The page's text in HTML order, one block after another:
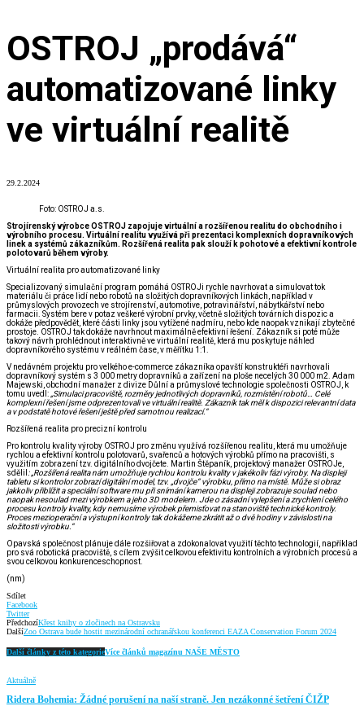
OSTROJ „prodává“
automatizované linky
ve virtuální realitě
29.2.2024
Foto: OSTROJ a.s.
Strojírenský výrobce OSTROJ zapojuje virtuální a rozšířenou realitu do obchodního i
výrobního procesu. Virtuální realitu využívá při prezentaci komplexních dopravníkových
linek a systémů zákazníkům. Rozšířená realita pak slouží k pohotové a efektivní kontrole
polotovarů během výroby.
Virtuální realita pro automatizované linky
Specializovaný simulační program pomáhá OSTROJi rychle navrhovat a simulovat tok
materiálu či práce lidí nebo robotů na složitých dopravníkových linkách, například v
průmyslových provozech ve strojírenství, automotive, potravinářství, nábytkářství nebo
farmacii. Systém bere v potaz veškeré výrobní prvky, včetně složitých továrních dispozic a
dokáže předpovědět, které části linky jsou vytížené nadmíru, nebo kde naopak vznikají zbytečné
prostoje. OSTROJ tak dokáže navrhnout maximálně efektivní řešení. Zákazník si poté může
takový návrh prohlédnout interaktivně ve virtuální realitě, která mu poskytuje náhled
dopravníkového systému v reálném čase, v měřítku 1:1.
V nedávném projektu pro velkého e-commerce zákazníka opavští konstruktéři navrhovali
dopravníkový systém s 3 000 metry dopravníků a zařízení na ploše necelých 30 000 m2. Adam
Majewski, obchodní manažer z divize Důlní a průmyslové technologie společnosti OSTROJ, k
tomu uvedl:„Simulaci pracoviště, rozměry jednotlivých dopravníků, rozmístění robotů… Celé
komplexní řešení jsme odprezentovali ve virtuální realitě. Zákazník tak měl k dispozici relevantní data
a v podstatě hotové řešení ještě před samotnou realizací.“
Rozšířená realita pro precizní kontrolu
Pro kontrolu kvality výroby OSTROJ pro změnu využívá rozšířenou realitu, která mu umožňuje
rychlou a efektivní kontrolu polotovarů, svařenců a hotových výrobků přímo na pracovišti, s
využitím zobrazení tzv. digitálního dvojčete. Martin Štěpaník, projektový manažer OSTROJe,
sdělil : „Rozšířená realita nám umožňuje rychlou kontrolu kvality v jakékoliv fázi výroby. Na displeji
tabletu si kontrolor zobrazí digitální model, tzv. „dvojče“ výrobku, přímo na místě. Může si obraz
jakkoliv přiblížit a speciální software mu při snímání kamerou na displeji zobrazuje soulad nebo
naopak nesoulad mezi výrobkem a jeho 3D modelem. Jde o zásadní vylepšení a zrychlení celého
procesu kontroly kvality, kdy nemusíme výrobek přemisťovat na stanoviště technické kontroly.
Proces mezioperační a výstupní kontroly tak dokážeme zkrátit až o dvě hodiny v závislosti na
složitosti výrobku.“
Opavská společnost plánuje dále rozšiřovat a zdokonalovat využití těchto technologií, například
pro svá robotická pracoviště, s cílem zvýšit celkovou efektivitu kontrolních a výrobních procesů a
svou celkovou konkurenceschopnost.
(nm)
Sdílet
Facebook
Twitter
PředchozíKřest knihy o zločinech na Ostravsku
DalšíZoo Ostrava bude hostit mezinárodní ochranářskou konferenci EAZA Conservation Forum 2024
Další články z této kategorieVíce článků magazínu NAŠE MĚSTO
Aktuálně
Ridera Bohemia: Žádné porušení na naší straně. Jen nezákonné šetření ČIŽP